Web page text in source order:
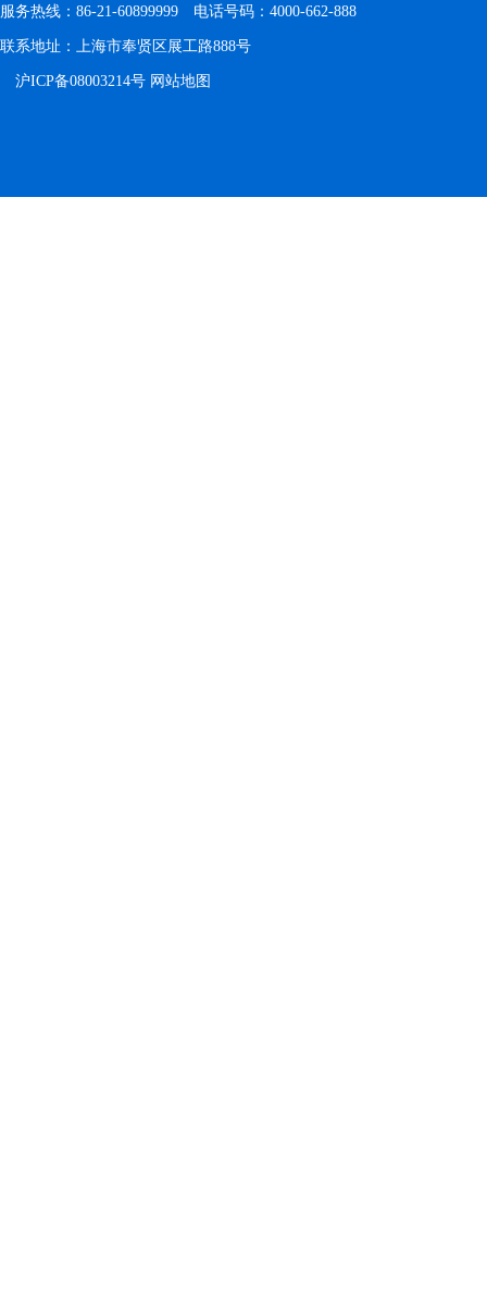
服务热线：86-21-60899999 电话号码：4000-662-888
联系地址：上海市奉贤区展工路888号
沪ICP备08003214号 网站地图